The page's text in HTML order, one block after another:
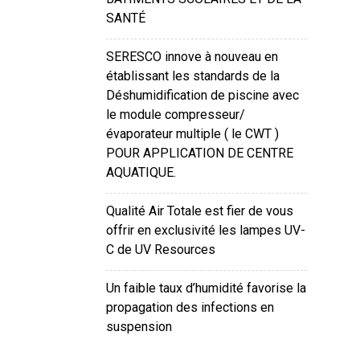
SANTÉ
SERESCO innove à nouveau en
établissant les standards de la
Déshumidification de piscine avec
le module compresseur/
évaporateur multiple ( le CWT )
POUR APPLICATION DE CENTRE
AQUATIQUE.
Qualité Air Totale est fier de vous
offrir en exclusivité les lampes UV-
C de UV Resources
Un faible taux d’humidité favorise la
propagation des infections en
suspension